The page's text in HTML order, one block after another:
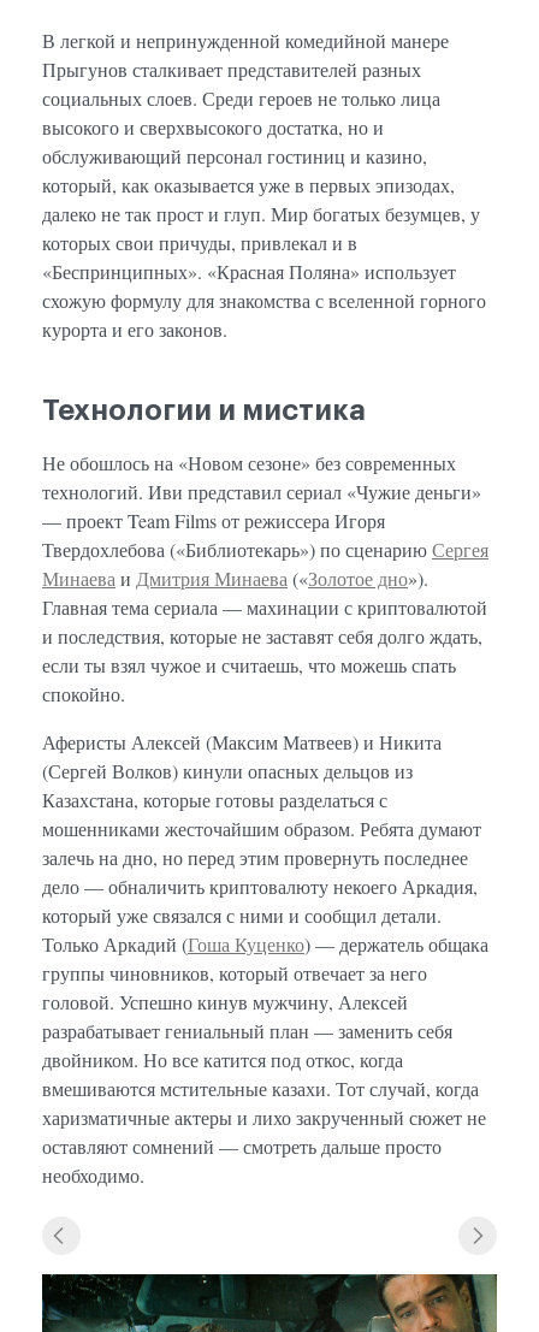
В легкой и непринужденной комедийной манере
Прыгунов сталкивает представителей разных
социальных слоев. Среди героев не только лица
высокого и сверхвысокого достатка, но и
обслуживающий персонал гостиниц и казино,
который, как оказывается уже в первых эпизодах,
далеко не так прост и глуп. Мир богатых безумцев, у
которых свои причуды, привлекал и в
«Беспринципных». «Красная Поляна» использует
схожую формулу для знакомства с вселенной горного
курорта и его законов.
Технологии и мистика
Не обошлось на «Новом сезоне» без современных
технологий. Иви представил сериал «Чужие деньги»
— проект Team Films от режиссера Игоря
Твердохлебова («Библиотекарь») по сценариюСергея
Минаева и Дмитрия Минаева («Золотое дно»).
Главная тема сериала — махинации с криптовалютой
и последствия, которые не заставят себя долго ждать,
если ты взял чужое и считаешь, что можешь спать
спокойно.
Аферисты Алексей (Максим Матвеев) и Никита
(Сергей Волков) кинули опасных дельцов из
Казахстана, которые готовы разделаться с
мошенниками жесточайшим образом. Ребята думают
залечь на дно, но перед этим провернуть последнее
дело — обналичить криптовалюту некоего Аркадия,
который уже связался с ними и сообщил детали.
Только Аркадий (Гоша Куценко) — держатель общака
группы чиновников, который отвечает за него
головой. Успешно кинув мужчину, Алексей
разрабатывает гениальный план — заменить себя
двойником. Но все катится под откос, когда
вмешиваются мстительные казахи. Тот случай, когда
харизматичные актеры и лихо закрученный сюжет не
оставляют сомнений — смотреть дальше просто
необходимо.